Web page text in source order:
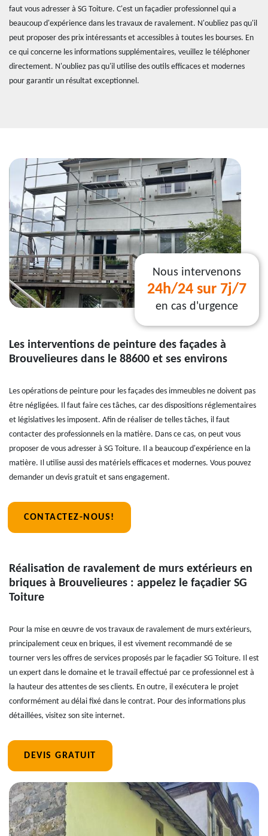
faut vous adresser à SG Toiture. C'est un façadier professionnel qui a
beaucoup d'expérience dans les travaux de ravalement. N'oubliez pas qu'il
peut proposer des prix intéressants et accessibles à toutes les bourses. En
ce qui concerne les informations supplémentaires, veuillez le téléphoner
directement. N'oubliez pas qu'il utilise des outils efficaces et modernes
pour garantir un résultat exceptionnel.
Nous intervenons
24h/24 sur 7j/7
en cas d'urgence
Les interventions de peinture des façades à
Brouvelieures dans le 88600 et ses environs
Les opérations de peinture pour les façades des immeubles ne doivent pas
être négligées. Il faut faire ces tâches, car des dispositions réglementaires
et législatives les imposent. Afin de réaliser de telles tâches, il faut
contacter des professionnels en la matière. Dans ce cas, on peut vous
proposer de vous adresser à SG Toiture. Il a beaucoup d'expérience en la
matière. Il utilise aussi des matériels efficaces et modernes. Vous pouvez
demander un devis gratuit et sans engagement.
CONTACTEZ-NOUS!
Réalisation de ravalement de murs extérieurs en
briques à Brouvelieures : appelez le façadier SG
Toiture
Pour la mise en œuvre de vos travaux de ravalement de murs extérieurs,
principalement ceux en briques, il est vivement recommandé de se
tourner vers les offres de services proposés par le façadier SG Toiture. Il est
un expert dans le domaine et le travail effectué par ce professionnel est à
la hauteur des attentes de ses clients. En outre, il exécutera le projet
conformément au délai fixé dans le contrat. Pour des informations plus
détaillées, visitez son site internet.
DEVIS GRATUIT